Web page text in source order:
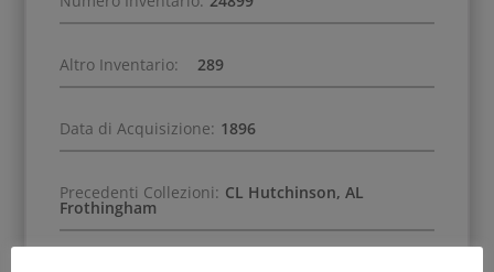
Altro Inventario: 289
Data di Acquisizione: 1896
Precedenti Collezioni: CL Hutchinson, AL
Frothingham